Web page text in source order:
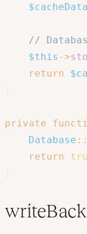
$cacheData
//
$this ->
return
private
Database ::
return